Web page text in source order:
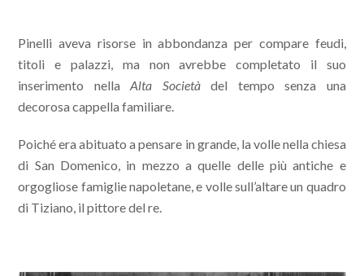
Pinelli aveva risorse in abbondanza per compare feudi,
titoli e palazzi, ma non avrebbe completato il suo
inserimento nellaAlta Societàdel tempo senza una
decorosa cappella familiare.
Poiché era abituato a pensare in grande, la volle nella chiesa
di San Domenico, in mezzo a quelle delle più antiche e
orgogliose famiglie napoletane, e volle sull’altare un quadro
di Tiziano, il pittore del re.